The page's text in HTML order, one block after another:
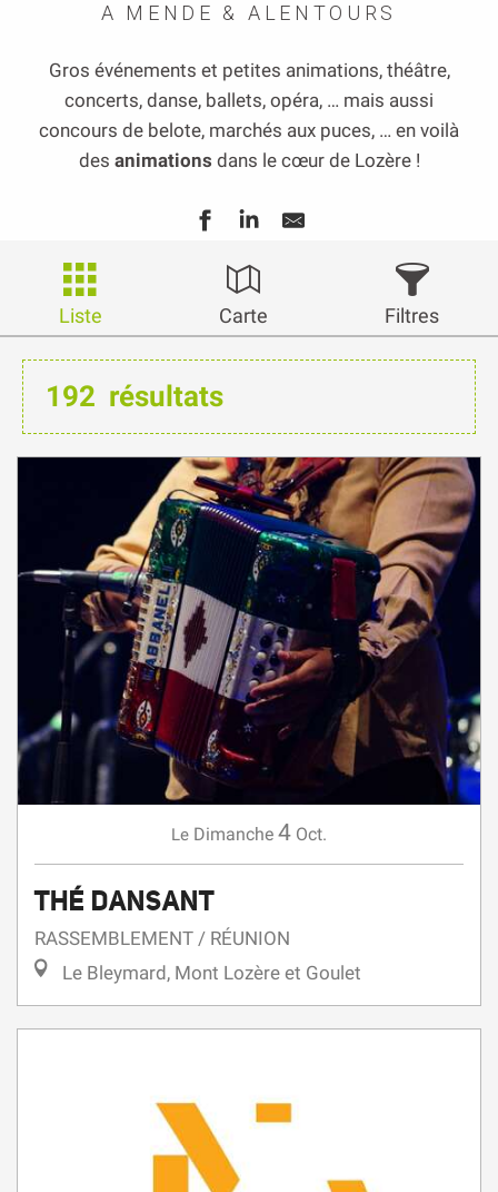
A MENDE & ALENTOURS
Gros événements et petites animations, théâtre,
concerts, danse, ballets, opéra, … mais aussi
concours de belote, marchés aux puces, … en voilà
des animations dans le cœur de Lozère !
Liste Carte Filtres
192 résultats
Le Dimanche 4 Oct.
THÉ DANSANT
RASSEMBLEMENT / RÉUNION
Le Bleymard, Mont Lozère et Goulet